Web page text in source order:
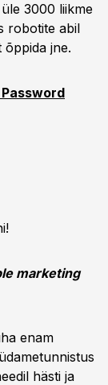
3000 liikme
robotite abil
õppida jne.
marketing
enam
hästi ja